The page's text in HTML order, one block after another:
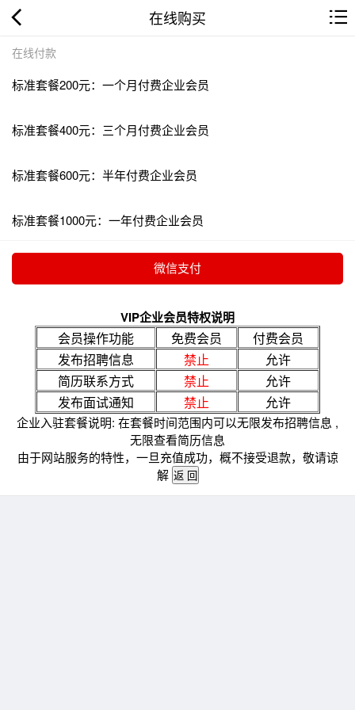
在线购买
在线付款
标准套餐200元：一个月付费企业会员
标准套餐400元：三个月付费企业会员
标准套餐600元：半年付费企业会员
标准套餐1000元：一年付费企业会员
VIP企业会员特权说明
会员操作功能 免费会员
付费会员
发布招聘信息
禁止
允许
简历联系方式
禁止
允许
发布面试通知
禁止 允许
企业入驻套餐说明: 在套餐时间范围内可以无限发布招聘信息 ,
无限查看简历信息
由于网站服务的特性，一旦充值成功，概不接受退款，敬请谅
解